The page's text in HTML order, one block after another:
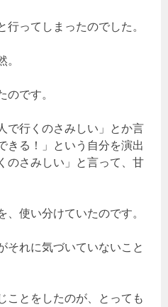
ってしまったのでした。
です。
で行くのさみしい」とか言
きる！」という自分を演出
のさみしい」と言って、甘
使い分けていたのです。
それに気づいていないこと
ことをしたのが、とっても